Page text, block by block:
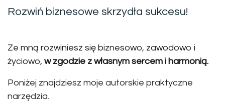
Rozwiń biznesowe skrzydła sukcesu!
Ze mną rozwiniesz się biznesowo, zawodowo i
życiowo, w zgodzie z własnym sercem i harmonią.
Poniżej znajdziesz moje autorskie praktyczne
narzędzia.